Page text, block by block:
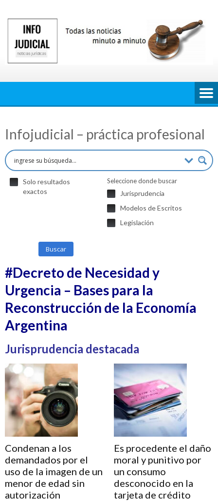
contenido
Infojudicial – práctica profesional
Solo resultados
exactos
Seleccione donde buscar
Jurisprudencia
Modelos de Escritos
Legislación
Buscar
#Decreto de Necesidad y
Urgencia – Bases para la
Reconstrucción de la Economía
Argentina
Jurisprudencia destacada
Condenan a los
demandados por el
uso de la imagen de un
menor de edad sin
autorización
Es procedente el daño
moral y punitivo por
un consumo
desconocido en la
tarjeta de crédito